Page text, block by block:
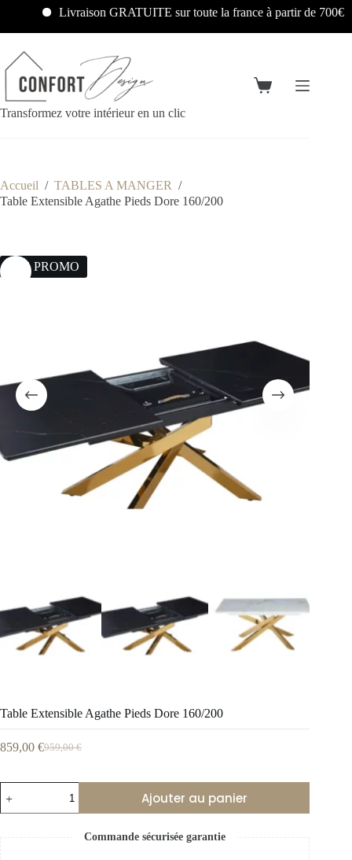
Livraison GRATUITE sur toute la france à partir de 700€
Transformez votre intérieur en un clic
Accueil / TABLES A MANGER /
Table Extensible Agathe Pieds Dore 160/200
10% PROMO
Table Extensible Agathe Pieds Dore 160/200
959,00€
859,00 €
Ajouter au panier
Commande sécurisée garantie